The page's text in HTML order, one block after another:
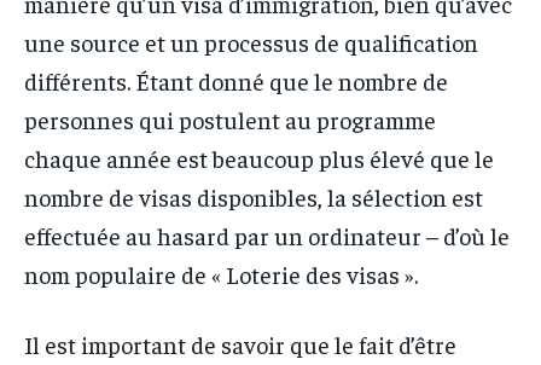
une source et un processus de qualification
différents. Étant donné que le nombre de
personnes qui postulent au programme
chaque année est beaucoup plus élevé que le
nombre de visas disponibles, la sélection est
effectuée au hasard par un ordinateur – d’où le
nom populaire de « Loterie des visas ».
Il est important de savoir que le fait d’être